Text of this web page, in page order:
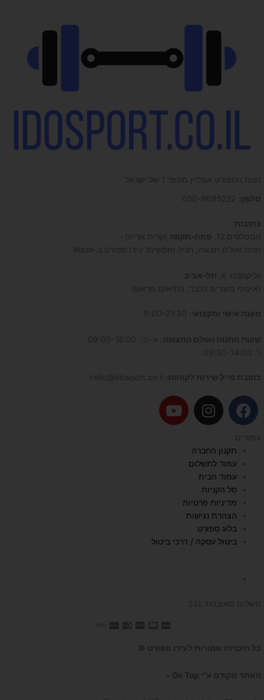
חנות הספורט אונליין מספר 1 של ישראל
טלפון
כתובות
המפלסים 12,
פתח-תקווה (קרית אריה) -
חנות ואולם תצוגה, חניה חופשית! עידו ספורט ב-Waze
גליקסברג 6,
תל-אביב
(איסוף מוצרים בלבד, בתיאום מראש)
מענה אישי ומקצועי
שעות החנות ואולם התצוגה : א'-ה': 09:00-18:00
ו': 09:30-14:00
כתובת מייל שירות לקוחות
F
a
c
e
b
o
o
k
I
n
t
a
g
r
a
m
Y
o
עמודים
תקנון החברה
עמוד לתשלום
עמוד הבית
סל הקניות
מדיניות פרטיות
הצהרת נגישות
בלוג ספורט
ביטול עסקה / דרכי ביטול
תשלום מאובטח SSL
כל הזכויות שמורות לעידו ספורט ©
האתר מקודם ע"י Go Top –